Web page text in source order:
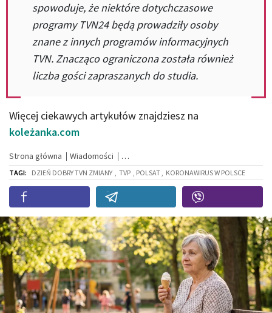
spowoduje, że niektóre dotychczasowe
programy TVN24 będą prowadziły osoby
znane z innych programów informacyjnych
TVN. Znacząco ograniczona została również
liczba gości zapraszanych do studia.
Więcej ciekawych artykułów znajdziesz na
koleżanka.com
Strona główna Wiadomości
TAGI: DZIEŃ DOBRY TVN ZMIANY , TVP , POLSAT , KORONAWIRUS W POLSCE